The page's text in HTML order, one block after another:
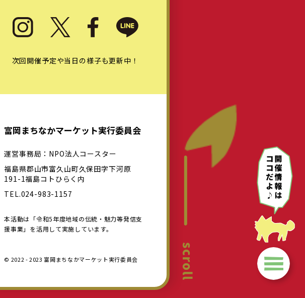
次回開催予定や当日の様子も更新中！
富岡まちなかマーケット実行委員会
運営事務局：NPO法人コースター
福島県郡山市富久山町久保田字下河原
191-1福島コトひらく内
TEL.024-983-1157
本活動は「令和5年度地域の伝統・魅力等発信支
援事業」を活用して実施しています。
© 2022 - 2023 富岡まちなかマーケット実行委員会